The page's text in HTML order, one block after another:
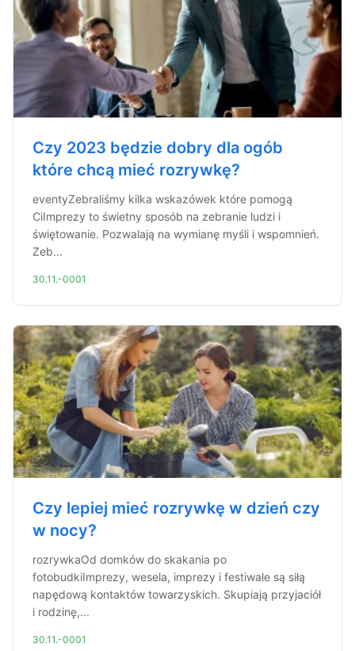
Czy 2023 będzie dobry dla ogób
które chcą mieć rozrywkę?
eventyZebraliśmy kilka wskazówek które pomogą
CiImprezy to świetny sposób na zebranie ludzi i
świętowanie. Pozwalają na wymianę myśli i wspomnień.
Zeb...
30.11.-0001
Czy lepiej mieć rozrywkę w dzień czy
w nocy?
rozrywkaOd domków do skakania po
fotobudkiImprezy, wesela, imprezy i festiwale są siłą
napędową kontaktów towarzyskich. Skupiają przyjaciół
i rodzinę,...
30.11.-0001